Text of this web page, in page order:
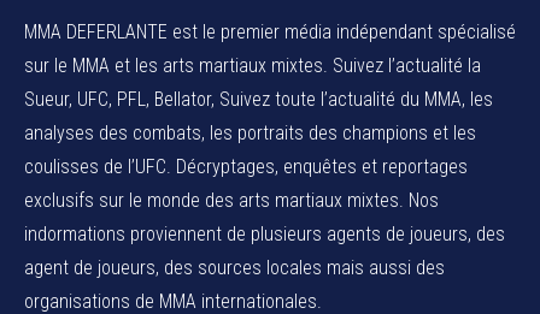
MMA DEFERLANTE est le premier média indépendant spécialisé
sur le MMA et les arts martiaux mixtes. Suivez l’actualité la
Sueur, UFC, PFL, Bellator, Suivez toute l’actualité du MMA, les
analyses des combats, les portraits des champions et les
coulisses de l’UFC. Décryptages, enquêtes et reportages
exclusifs sur le monde des arts martiaux mixtes. Nos
indormations proviennent de plusieurs agents de joueurs, des
agent de joueurs, des sources locales mais aussi des
organisations de MMA internationales.